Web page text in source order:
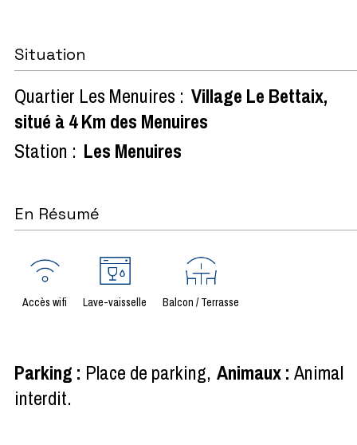
Situation
Quartier Les Menuires : Village Le Bettaix,
situé à 4 Km des Menuires
Station : Les Menuires
En Résumé
Accès wifi Lave-vaisselle Balcon / Terrasse
Parking : Place de parking Animaux: Animal
interdit